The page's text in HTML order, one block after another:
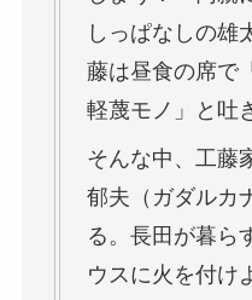
しっぱなしの雄
藤は昼食の席で
軽蔑モノ」と吐
そんな中、工藤
郁夫（ガダルカ
る。長田が暮ら
ウスに火を付け